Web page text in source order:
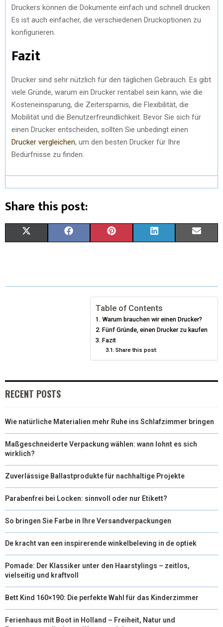
Druckers können die Dokumente einfach und schnell drucken.
Es ist auch einfacher, die verschiedenen Druckoptionen zu
konfigurieren.
Fazit
Drucker sind sehr nützlich für den täglichen Gebrauch. Es gibt
viele Gründe, warum ein Drucker rentabel sein kann, wie die
Kosteneinsparung, die Zeitersparnis, die Flexibilität, die
Mobilität und die Benutzerfreundlichkeit. Bevor Sie sich für
einen Drucker entscheiden, sollten Sie unbedingt einen
Drucker vergleichen, um den besten Drucker für Ihre
Bedürfnisse zu finden.
Share this post:
W E T
R
S
K
D
N
I
Table of Contents
Warum brauchen wir einen Drucker?
Fünf Gründe, einen Drucker zu kaufen
Fazit
Share this post:
RECENT POSTS
Wie natürliche Materialien mehr Ruhe ins Schlafzimmer bringen
Maßgeschneiderte Verpackung wählen: wann lohnt es sich
wirklich?
Zuverlässige Ballastprodukte für nachhaltige Projekte
Parabenfrei bei Locken: sinnvoll oder nur Etikett?
So bringen Sie Farbe in Ihre Versandverpackungen
De kracht van een inspirerende winkelbeleving in de optiek
Pomade: Der Klassiker unter den Haarstylings – zeitlos,
vielseitig und kraftvoll
Bett Kind 160×190: Die perfekte Wahl für das Kinderzimmer
Ferienhaus mit Boot in Holland – Freiheit, Natur und